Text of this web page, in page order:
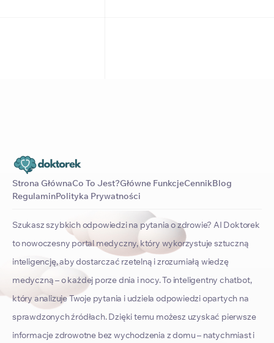
Strona GłównaCo To Jest?Główne FunkcjeCennikBlog
RegulaminPolityka Prywatności
Szukasz szybkich odpowiedzi na pytania o zdrowie? AI Doktorek
to nowoczesny portal medyczny, który wykorzystuje sztuczną
inteligencję, aby dostarczać rzetelną i zrozumiałą wiedzę
medyczną – o każdej porze dnia i nocy. To inteligentny chatbot,
który analizuje Twoje pytania i udziela odpowiedzi opartych na
sprawdzonych źródłach. Dzięki temu możesz uzyskać pierwsze
informacje zdrowotne bez wychodzenia z domu – natychmiast i